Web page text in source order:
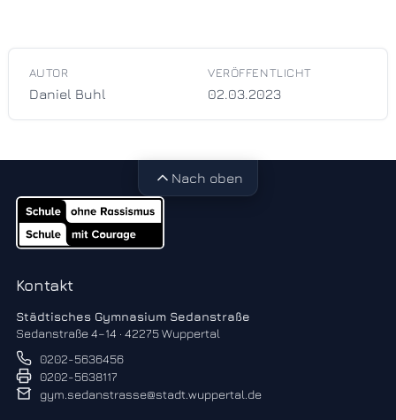
AUTOR
Daniel Buhl
VERÖFFENTLICHT
02.03.2023
Nach oben
Kontakt
Städtisches Gymnasium Sedanstraße
Sedanstraße 4–14 · 42275 Wuppertal
0202-5636456
0202-5638117
gym.sedanstrasse@stadt.wuppertal.de